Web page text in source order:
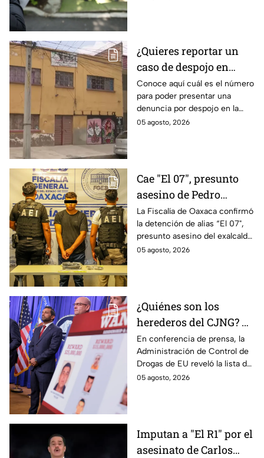
¿Quieres reportar un
caso de despojo en
CDMX? El número que
tienes que marcar y lo
que tienes que hacer
Conoce aquí cuál es el número
para poder presentar una
denuncia por despojo en la
CDMX y qué hacer si eres
05 agosto, 2026
Cae "El 07", presunto
asesino de Pedro
Martínez, exalcalde de
Oaxaca, ligado a "Los
Rusos"
La Fiscalía de Oaxaca confirmó
la detención de alias “El 07",
presunto asesino del exalcalde
de San Juan Cacahuatepec e
05 agosto, 2026
¿Quiénes son los
herederos del CJNG? La
lista negra los líderes
por la que EU ofrece 100
mdd; perfiles, alias y
delitos
En conferencia de prensa, la
Administración de Control de
Drogas de EU reveló la lista de
los líderes del CJNG y al
05 agosto, 2026
Imputan a "El R1" por el
asesinato de Carlos